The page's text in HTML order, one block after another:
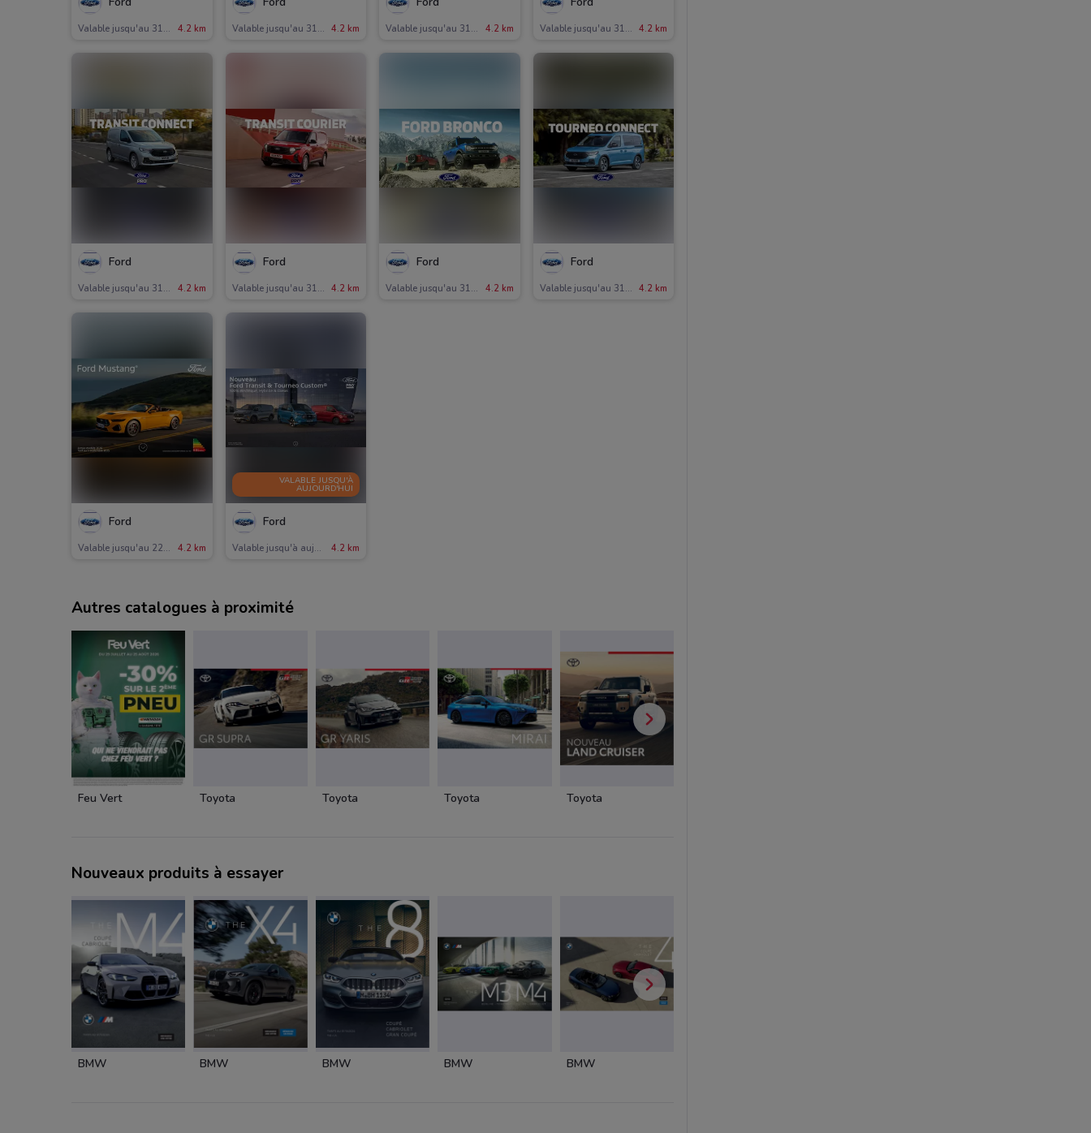
Valable jusqu'au 31/12 4.2 km Valable jusqu'au 31/12 4.2 km Valable jusqu'au 31/12 4.2 km Valable jusqu'au 31/12 4.2 km
Ford
Valable jusqu'au 31/12 4.2 km
Ford
Valable jusqu'au 31/12 4.2 km
Ford
Valable jusqu'au 31/12 4.2 km
Ford
Valable jusqu'au 31/12 4.2 km
Ford
Valable jusqu'au 22/10 4.2 km
VALABLE JUSQU'À
AUJOURD'HUI
Ford
Valable jusqu'à aujourd'hui 4.2 km
Autres catalogues à proximité
Feu Vert Toyota Toyota Toyota Toyota
Nouveaux produits à essayer
BMW BMW BMW BMW BMW